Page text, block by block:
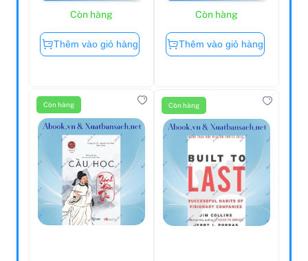
Còn hàng
Thêm vào giỏ hàng
Còn hàng
Thêm vào giỏ hàng
Còn hàng Còn hàng